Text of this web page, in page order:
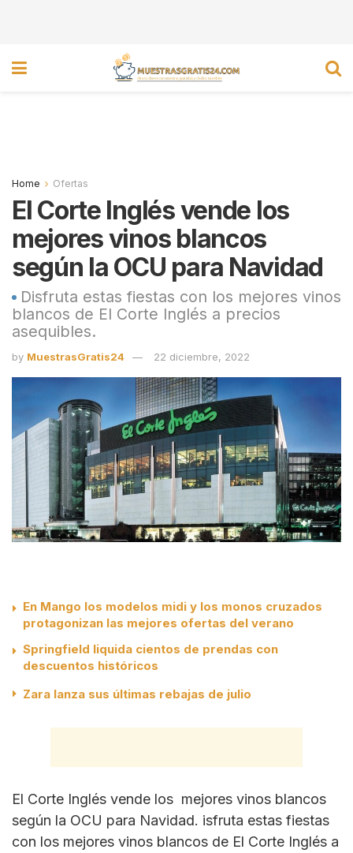
Home Ofertas
El Corte Inglés vende los
mejores vinos blancos
según la OCU para Navidad
Disfruta estas fiestas con los mejores vinos
blancos de El Corte Inglés a precios
asequibles.
by MuestrasGratis24 22 diciembre, 2022
En Mango los modelos midi y los monos cruzados
protagonizan las mejores ofertas del verano
Springfield liquida cientos de prendas con
descuentos históricos
Zara lanza sus últimas rebajas de julio
El Corte Inglés vende los mejores vinos blancos
según la OCU para Navidad. isfruta estas fiestas
con los mejores vinos blancos de El Corte Inglés a